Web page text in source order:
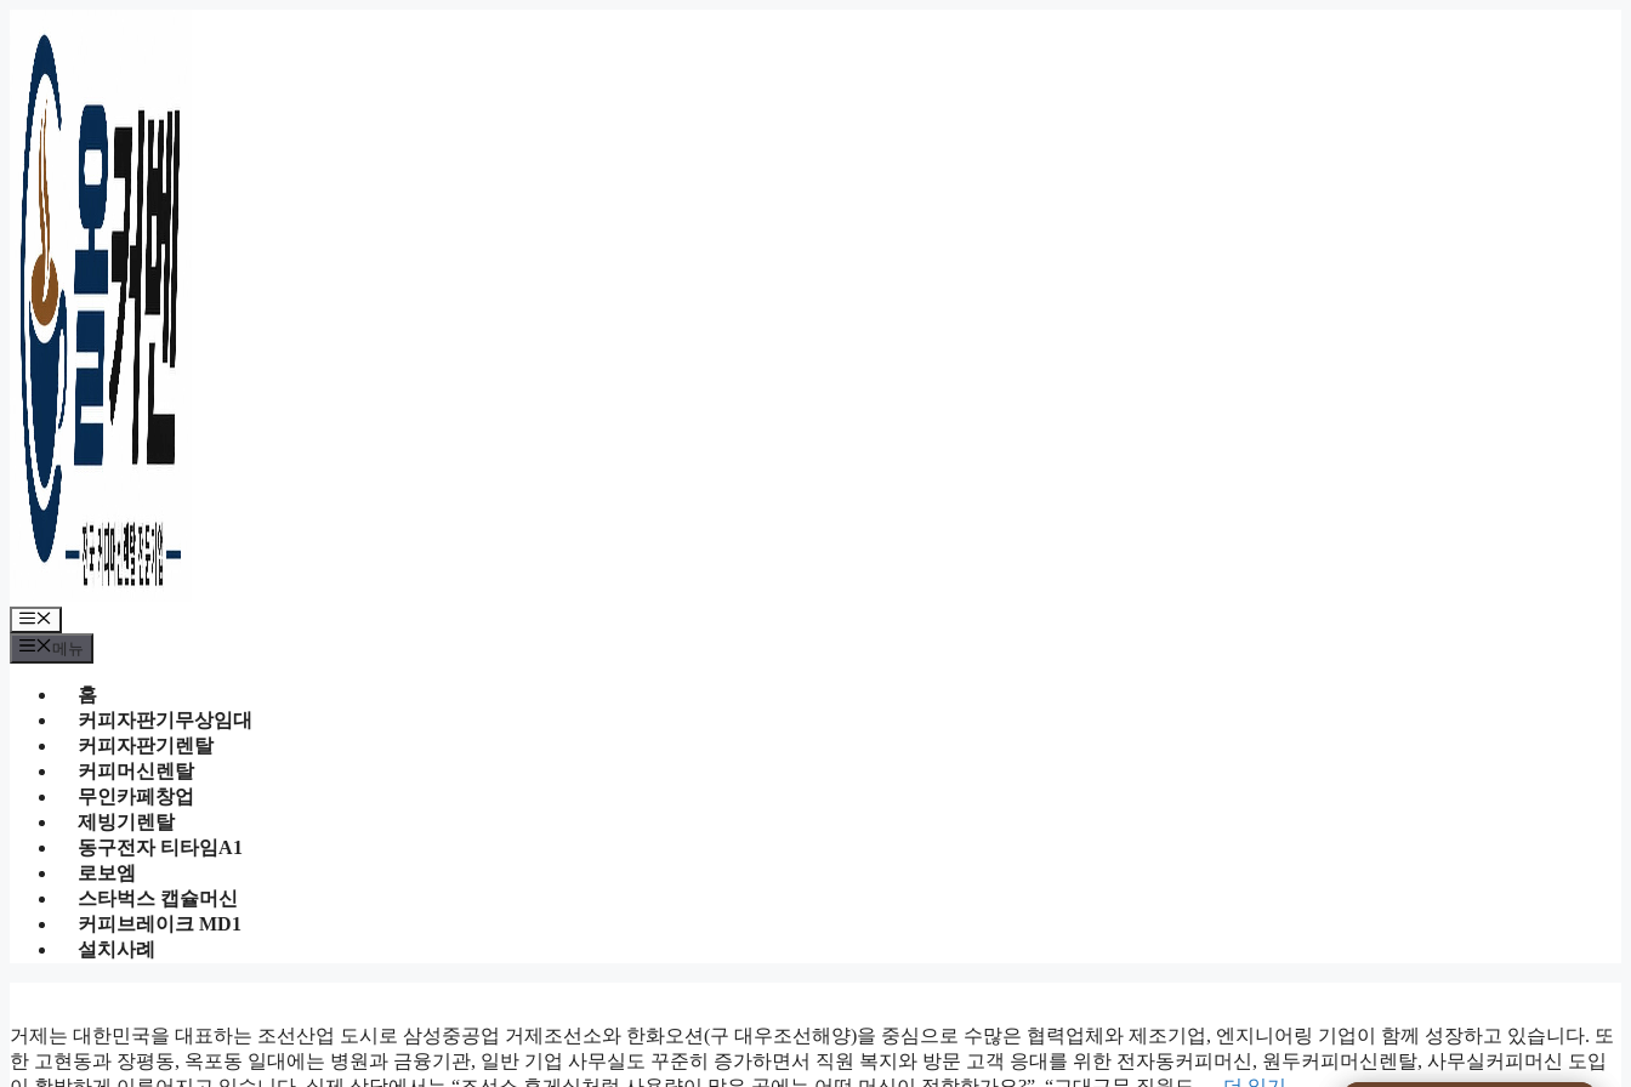
건
너
뛰
기
메
뉴
메뉴
홈
커피자판기무상임대
커피자판기렌탈
커피머신렌탈
무인카페창업
제빙기렌탈
동구전자 티타임A1
로보엠
스타벅스 캡슐머신
커피브레이크 MD1
설치사례
거제는 대한민국을 대표하는 조선산업 도시로 삼성중공업 거제조선소와 한화오션(구 대우조선해양)을 중심으로 수많은 협력업체와 제조기업, 엔지니어링 기업이 함께 성장하고 있습니다. 또
한 고현동과 장평동, 옥포동 일대에는 병원과 금융기관, 일반 기업 사무실도 꾸준히 증가하면서 직원 복지와 방문 고객 응대를 위한 전자동커피머신, 원두커피머신렌탈, 사무실커피머신 도입